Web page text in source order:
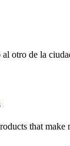
al otro de la
that make